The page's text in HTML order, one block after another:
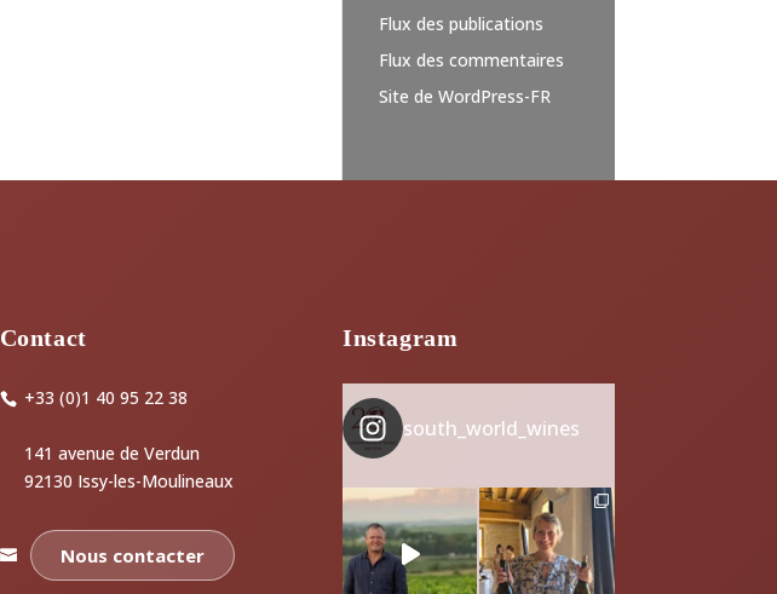
Flux des publications
Flux des commentaires
Site de WordPress-FR
Contact
+33 (0)1 40 95 22 38
141 avenue de Verdun
92130 Issy-les-Moulineaux
Nous contacter
Instagram
south_world_wines